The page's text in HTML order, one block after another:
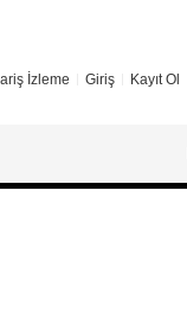
İzleme Giriş Kayıt Ol